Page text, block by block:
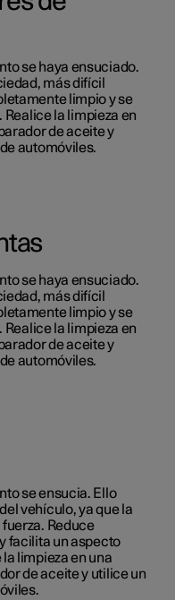
se haya ensuciado.
más difícil
limpio y se
la limpieza en
de aceite y
automóviles.
se haya ensuciado.
más difícil
limpio y se
la limpieza en
de aceite y
automóviles.
se ensucia. Ello
vehículo, ya que la
Reduce
facilita un aspecto
limpieza en una
de aceite y utilice un